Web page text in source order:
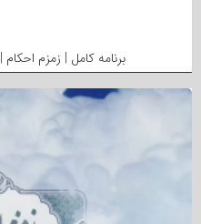
برنامه کامل | زمزم احکام | ۱۴۰۵.۵.۵ | استاد محمدی